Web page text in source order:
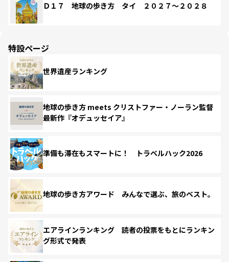
Ｄ１７ 地球の歩き方 タイ ２０２７～２０２８
特設ページ
世界遺産ランキング
地球の歩き方 meets クリストファー・ノーラン監督
最新作『オデュッセイア』
準備も滞在もスマートに！ トラベルハック2026
地球の歩き方アワード みんなで選ぶ、旅のベスト。
エアラインランキング 読者の投票をもとにランキン
グ形式で発表